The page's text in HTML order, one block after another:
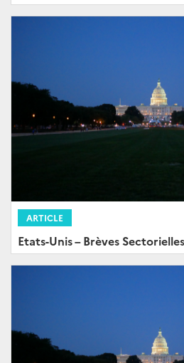
ARTICLE
Etats-Unis – Brèves Sectorielles